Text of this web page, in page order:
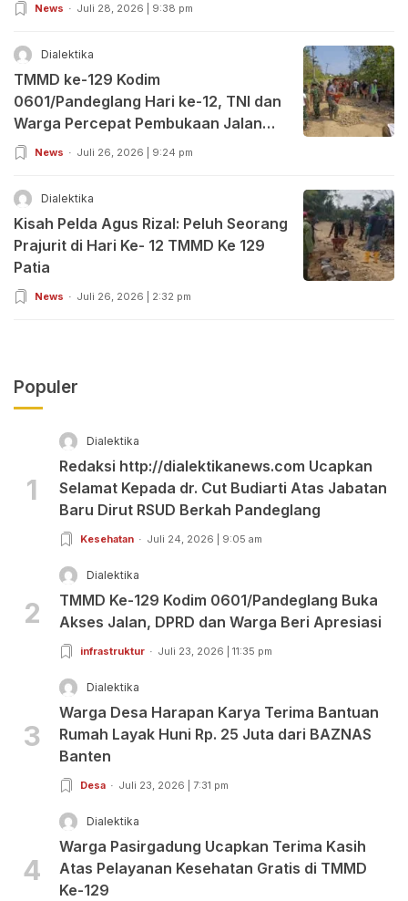
News Juli 28, 2026 | 9:38 pm
Dialektika
TMMD ke-129 Kodim
0601/Pandeglang Hari ke-12, TNI dan
Warga Percepat Pembukaan Jalan
serta Bangun Sumur Bor, Tokoh
News Juli 26, 2026 | 9:24 pm
Dialektika
Kisah Pelda Agus Rizal: Peluh Seorang
Prajurit di Hari Ke- 12 TMMD Ke 129
Patia
News Juli 26, 2026 | 2:32 pm
Populer
1
Dialektika
Redaksi http://dialektikanews.com Ucapkan
Selamat Kepada dr. Cut Budiarti Atas Jabatan
Baru Dirut RSUD Berkah Pandeglang
Kesehatan Juli 24, 2026 | 9:05 am
2
Dialektika
TMMD Ke-129 Kodim 0601/Pandeglang Buka
Akses Jalan, DPRD dan Warga Beri Apresiasi
infrastruktur Juli 23, 2026 | 11:35 pm
3
Dialektika
Warga Desa Harapan Karya Terima Bantuan
Rumah Layak Huni Rp. 25 Juta dari BAZNAS
Banten
Desa Juli 23, 2026 | 7:31 pm
4
Dialektika
Warga Pasirgadung Ucapkan Terima Kasih
Atas Pelayanan Kesehatan Gratis di TMMD
Ke-129